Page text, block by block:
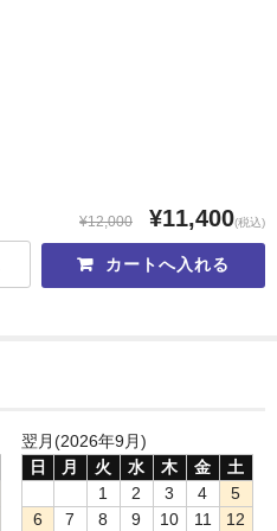
ー
¥12,000 ¥11,400(税込)
翌月(2026年9月)
日
月 火 水 木 金
土
1
2 3 4
5
6
7 8 9 10 11
12